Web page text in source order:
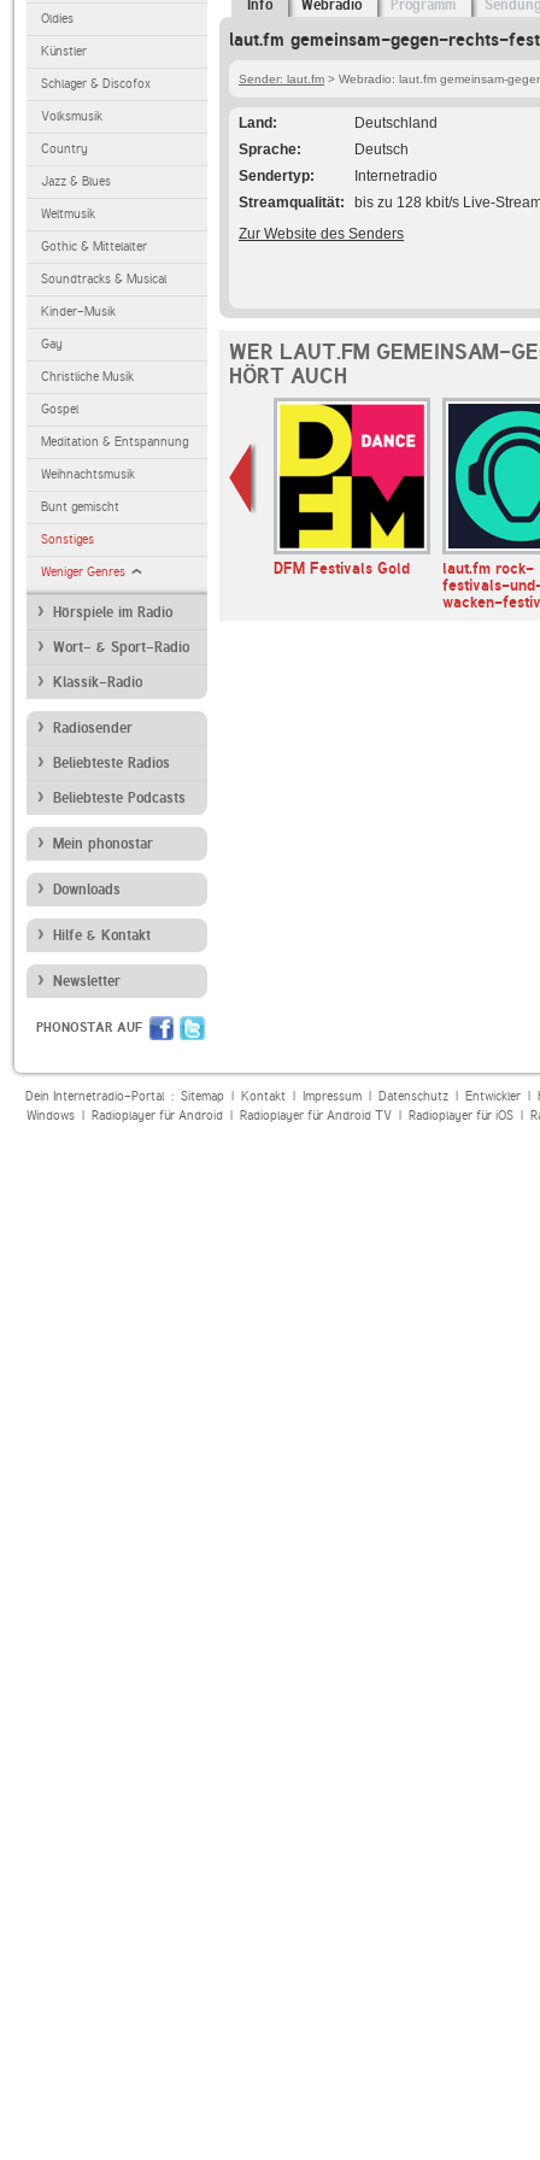
Oldies
Künstler
Schlager & Discofox
Volksmusik
Country
Jazz & Blues
Weltmusik
Gothic & Mittelalter
Soundtracks & Musical
Kinder-Musik
Gay
Christliche Musik
Gospel
Meditation & Entspannung
Weihnachtsmusik
Bunt gemischt
Sonstiges
Weniger Genres
Hörspiele im Radio
Wort- & Sport-Radio
Klassik-Radio
Radiosender
Beliebteste Radios
Beliebteste Podcasts
Mein phonostar
Downloads
Hilfe & Kontakt
Newsletter
PHONOSTAR AUF
Info Webradio Programm
laut.fm gemeinsam-gegen-rechts-
Sender: laut.fm > Webradio: laut.fm gemeinsam-
Land
Deutschland
Sprache
Deutsch
Sendertyp
Internetradio
Streamqualität
bis zu 128 kbit/s Live-
Zur Website des Senders
WER LAUT.FM GEMEINSAM-
HÖRT AUCH
SUNSHINE LIVE
DFM Festivals Gold
laut.fm rock-
festivals-
wacken-
Dein Internetradio-Portal : Sitemap| Kontakt| Impressum| Datenschutz| Entwickler|
Windows| Radioplayer für Android| Radioplayer für Android TV| Radioplayer für iOS|